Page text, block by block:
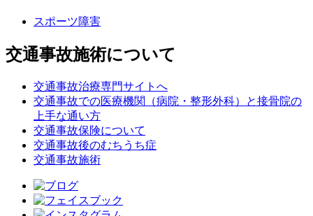
スポーツ障害
交通事故施術について
交通事故治療専門サイトへ
交通事故での医療機関（病院・整形外科）と接骨院の
上手な通い方
交通事故保険について
交通事故後のむちうち症
交通事故施術